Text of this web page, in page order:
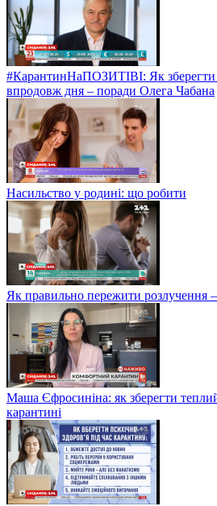
#КарантинНаПОЗИТІВІ: Як зберегти
впродовж дня – поради Олега Чабана
Насильство у родині: що робити
Як правильно пережити розлучення
Маша Єфросиніна: як зберегти
карантині